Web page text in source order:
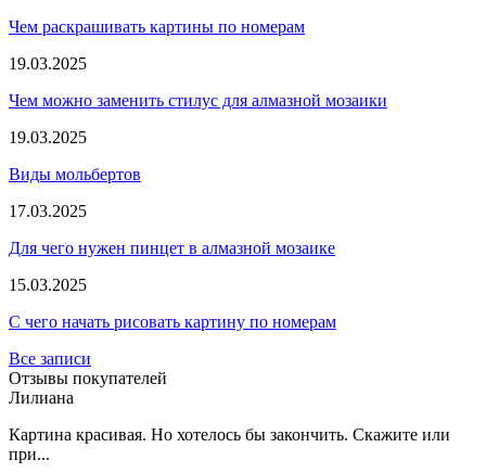
Чем раскрашивать картины по номерам
19.03.2025
Чем можно заменить стилус для алмазной мозаики
19.03.2025
Виды мольбертов
17.03.2025
Для чего нужен пинцет в алмазной мозаике
15.03.2025
С чего начать рисовать картину по номерам
Все записи
Отзывы покупателей
Лилиана
Картина красивая. Но хотелось бы закончить. Скажите или
при...